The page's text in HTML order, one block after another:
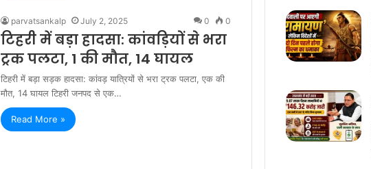
parvatsankalp July 2, 2025 0 0
टिहरी में बड़ा हादसा: कांवड़ियों से भरा
ट्रक पलटा, 1 की मौत, 14 घायल
टिहरी में बड़ा सड़क हादसा: कांवड़ यात्रियों से भरा ट्रक पलटा, एक की
मौत, 14 घायल टिहरी जनपद से एक…
Read More »